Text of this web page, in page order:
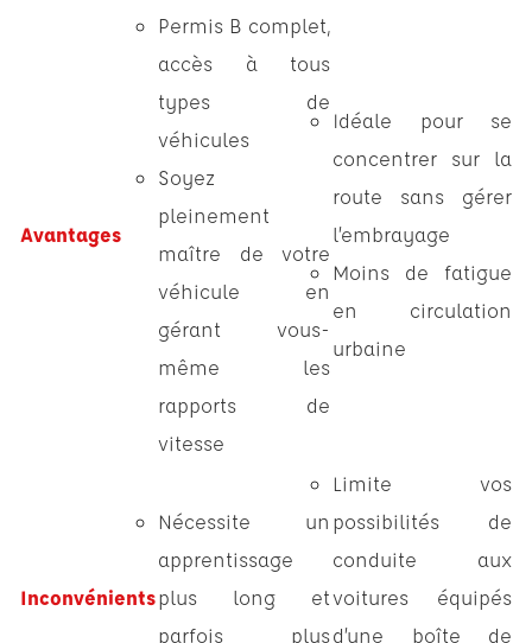
Avantages
Permis B complet,
accès à tous
types de
véhicules
Soyez
pleinement
maître de votre
véhicule en
gérant vous-
même les
rapports de
vitesse
Idéale pour se
concentrer sur la
route sans gérer
l’embrayage
Moins de fatigue
en circulation
urbaine
Inconvénients
Nécessite un
apprentissage
plus long et
parfois plus
Limite vos
possibilités de
conduite aux
voitures équipés
d’une boîte de